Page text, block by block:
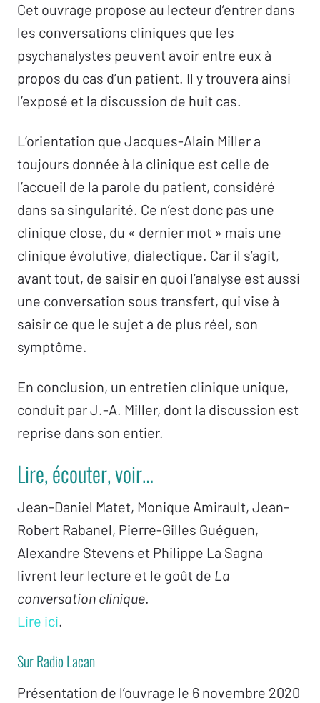
C.S.T. –Jacques-Alain Miller
La psychanalyse, la folie et les expressions
actuelles du mal-être –Jean-Daniel Matet
Le traitement psychanalytique de la psychose
et l’égalité des consistances –Éric Laurent
Nouages, inventions, ruptures
Trauma, destin et responsabilité du sujet
La supplétive –Virginie Leblanc
Louis XVII –Bernard Lecoeur
Sur la ligne –Sonia Chiriaco
L’historien du détail –Carolina Koretzky
L’orientation de la cure
L’implication de l’analyste
« Pauvre Ernest ! » –
Nouveau-nez –Gil Caroz
Des résonances de la parole –Isabelle Orrado
d’actualisations cliniques
La cérémonie
Quelques notes cliniques
L’entretien avec
Jacques-Alain Miller
La discussion
Le follow-up
Contributions d’après-coup, par
Cottet, Esthela Solano-Suárez, Marie-Hélène
Cet ouvrage propose au lecteur d’entrer dans
les conversations cliniques que les
psychanalystes peuvent avoir entre eux à
propos du cas d’un patient. Il y trouvera ainsi
l’exposé et la discussion de huit cas.
L’orientation que Jacques-Alain Miller a
toujours donnée à la clinique est celle de
l’accueil de la parole du patient, considéré
dans sa singularité. Ce n’est donc pas une
clinique close, du « dernier mot » mais une
clinique évolutive, dialectique. Car il s’agit,
avant tout, de saisir en quoi l’analyse est aussi
une conversation sous transfert, qui vise à
saisir ce que le sujet a de plus réel, son
symptôme.
En conclusion, un entretien clinique unique,
conduit par J.-A. Miller, dont la discussion est
reprise dans son entier.
Lire, écouter, voir…
Jean-Daniel Matet, Monique Amirault, Jean-
Robert Rabanel, Pierre-Gilles Guéguen,
Alexandre Stevens et Philippe La Sagna
livrent leur lecture et le goût de La
conversation clinique.
Lire ici.
Sur Radio Lacan
Présentation de l’ouvrage le 6 novembre 2020